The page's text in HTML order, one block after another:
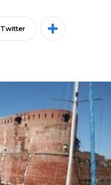
Twitter